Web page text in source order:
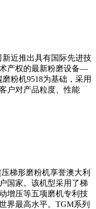
近推出具有国际先进技
产权的最新粉磨设备—
粉机9518为基础，采用
户对产品粒度、性能
梯形磨粉机享誉澳大利
国家。该机型采用了梯
增压等五项磨机专利技
界最高水平。TGM系列